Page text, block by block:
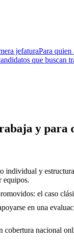
jefaturaPara quien
que buscan
y para
individual y
equipos.
el caso
en una
nacional